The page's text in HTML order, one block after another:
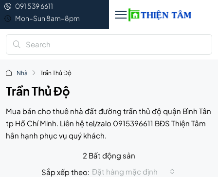
091 539 6611
Mon–Sun 8am–8pm
Nhà Trần Thủ Độ
Trần Thủ Độ
Mua bán cho thuê nhà đất đường trần thủ độ quận Bình Tân
tp Hồ Chí Minh. Liên hệ tel/zalo 0915396611 BĐS Thiện Tâm
hân hạnh phục vụ quý khách.
2 Bất động sản
Sắp xếp theo: Đặt hàng mặc định